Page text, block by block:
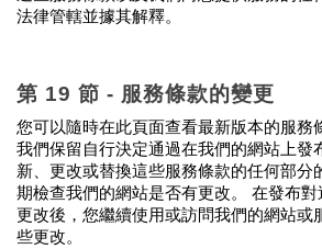
法律管轄並據其解釋。
第 19 節 - 服務條款的變更
您可以隨時在此頁面查看最新版本的服務
我們保留自行決定通過在我們的網站上發
新、更改或替換這些服務條款的任何部分
期檢查我們的網站是否有更改。 在發布
更改後，您繼續使用或訪問我們的網站或
些更改。